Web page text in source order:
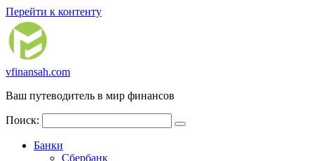
Перейти к контенту
vfinansah.com
Ваш путеводитель в мир финансов
Поиск:
Банки
Сбербанк